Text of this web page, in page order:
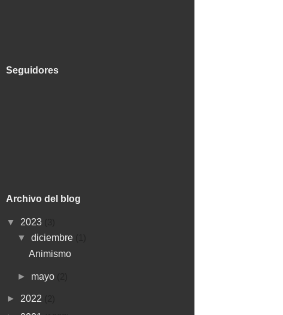
Seguidores
Archivo del blog
▼ 2023
▼ diciembre
Animismo
► mayo
► 2022